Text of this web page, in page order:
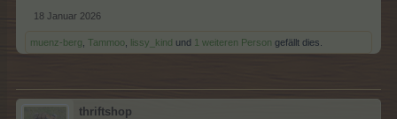
18 Januar 2026
muenz-berg Tammoo lissy_kind und 1 weiteren Person gefällt dies.
thriftshop